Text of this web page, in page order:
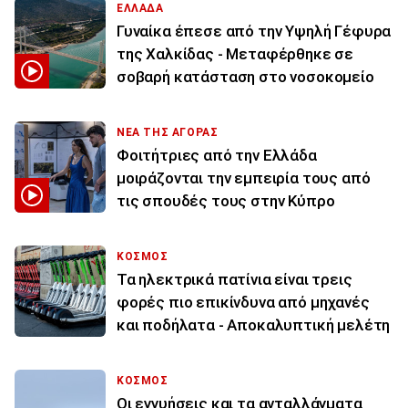
ΕΛΛΑΔΑ
Γυναίκα έπεσε από την Υψηλή Γέφυρα
της Χαλκίδας - Μεταφέρθηκε σε
σοβαρή κατάσταση στο νοσοκομείο
ΝΕΑ ΤΗΣ ΑΓΟΡΑΣ
Φοιτήτριες από την Ελλάδα
μοιράζονται την εμπειρία τους από
τις σπουδές τους στην Κύπρο
ΚΟΣΜΟΣ
Τα ηλεκτρικά πατίνια είναι τρεις
φορές πιο επικίνδυνα από μηχανές
και ποδήλατα - Αποκαλυπτική μελέτη
ΚΟΣΜΟΣ
Οι εγγυήσεις και τα ανταλλάγματα